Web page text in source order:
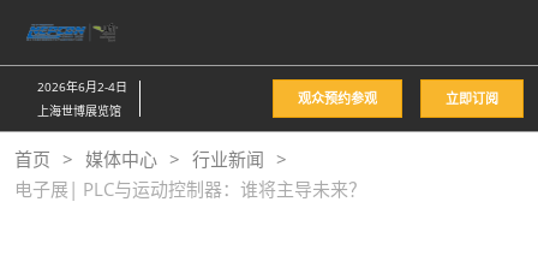
接
跳
至
内
容
2026年6月2-4日
上海世博展览馆
观众预约参观 立即订阅
首页 媒体中心
行业新闻
电子展| PLC与运动控制器：谁将主导未来？